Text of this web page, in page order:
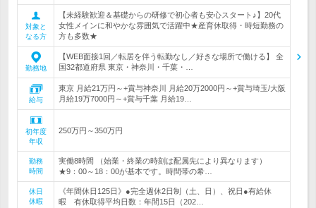
対象と
なる方
【未経験歓迎＆基礎からの研修で初心者も安心スタート♪】20代
女性メインに和やかな雰囲気で活躍中★産育休取得・時短勤務の
方も多数★
勤務地
【WEB面接1回／転居を伴う転勤なし／好きな場所で働ける】 全
国32都道府県 東京・神奈川・千葉・…
給与
東京 月給21万円～+賞与神奈川 月給20万2000円～+賞与埼玉/大阪
月給19万7000円～+賞与千葉 月給19…
初年度
年収
250万円～350万円
勤務
時間
実働8時間 （始業・終業の時刻は配属先により異なります）
★9：00～18：00が基本です。時間帯の希…
休日
休暇
《年間休日125日》●完全週休2日制（土、日）、祝日●有給休
暇 有休取得平均日数：年間15日（202…